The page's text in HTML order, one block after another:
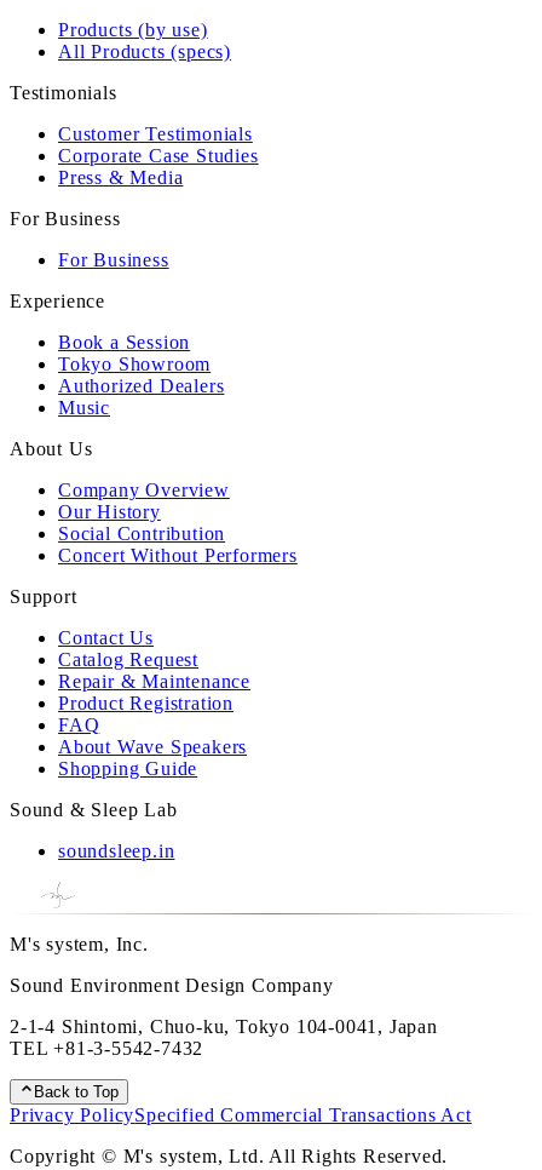
Products (by use)
All Products (specs)
Testimonials
Customer Testimonials
Corporate Case Studies
Press & Media
For Business
For Business
Experience
Book a Session
Tokyo Showroom
Authorized Dealers
Music
About Us
Company Overview
Our History
Social Contribution
Concert Without Performers
Support
Contact Us
Catalog Request
Repair & Maintenance
Product Registration
FAQ
About Wave Speakers
Shopping Guide
Sound & Sleep Lab
soundsleep.in
M's system, Inc.
Sound Environment Design Company
2-1-4 Shintomi, Chuo-ku, Tokyo 104-0041, Japan
TEL+81-3-5542-7432
Back to Top
Privacy PolicySpecified Commercial Transactions Act
Copyright © M's system, Ltd. All Rights Reserved.